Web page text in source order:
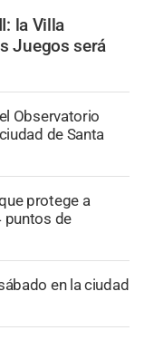
la Villa
Juegos será
Observatorio
de Santa
protege a
puntos de
en la ciudad